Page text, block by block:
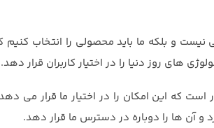
نیست و بلکه ما باید محصولی را انتخاب
های روز دنیا را در اختیار کاربران قرار دهد.
که این امکان را در اختیار ما قرار می
و آن ها را دوباره در دسترس ما قرار دهد.